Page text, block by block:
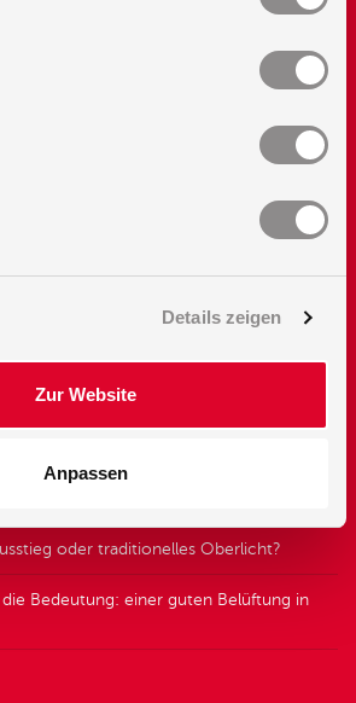
Details zeigen
Zur Website
Anpassen
Scherentreppe
mit Leiter
oder traditionelles Oberlicht?
Bedeutung: einer guten Belüftung in